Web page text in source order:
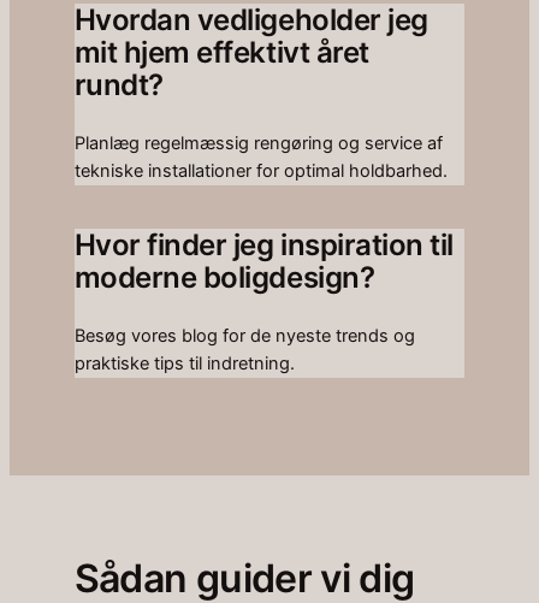
Hvordan vedligeholder jeg
mit hjem effektivt året
rundt?
Planlæg regelmæssig rengøring og service af
tekniske installationer for optimal holdbarhed.
Hvor finder jeg inspiration til
moderne boligdesign?
Besøg vores blog for de nyeste trends og
praktiske tips til indretning.
Sådan guider vi dig